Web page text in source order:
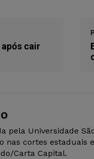
cair
pela Universidade
nas cortes estaduais
Carta Capital.